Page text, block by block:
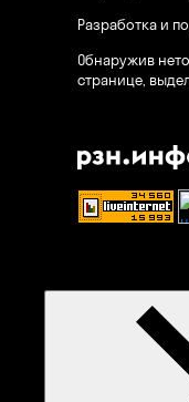
Разработка и
Обнаружив
странице,